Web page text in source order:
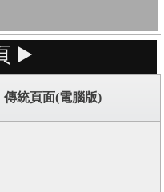
▶️
傳統頁面(電腦版)